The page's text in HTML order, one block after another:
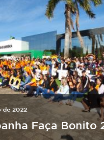
de 2022
Faça Bonito